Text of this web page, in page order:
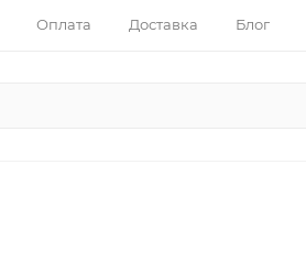
Оплата Доставка Блог